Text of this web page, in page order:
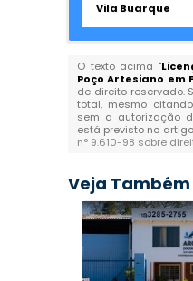
Vila Buarque
O texto acima "
Poço Artesiano em
de direito reservado.
total, mesmo
sem a autorização
está previsto no
n° 9.610-98 sobre
Veja Também